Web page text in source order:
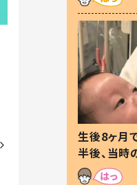
生後8ヶ月
半後、当時
た本音とは